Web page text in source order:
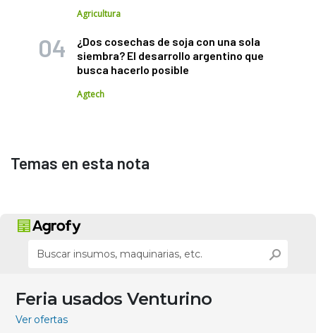
Agricultura
¿Dos cosechas de soja con una sola
siembra? El desarrollo argentino que
busca hacerlo posible
Agtech
Temas en esta nota
Feria usados Venturino
Ver ofertas